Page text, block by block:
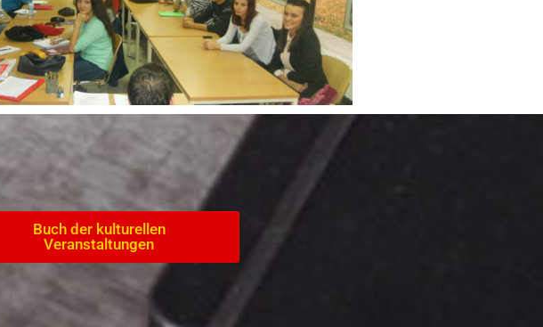
Buch der kulturellen
Veranstaltungen